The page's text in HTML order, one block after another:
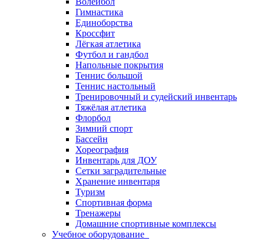
Гимнастика
Единоборства
Кроссфит
Лёгкая атлетика
Футбол и гандбол
Напольные покрытия
Теннис большой
Теннис настольный
Тренировочный и судейский инвентарь
Тяжёлая атлетика
Флорбол
Зимний спорт
Бассейн
Хореография
Инвентарь для ДОУ
Сетки заградительные
Хранение инвентаря
Туризм
Спортивная форма
Тренажеры
Домашние спортивные комплексы
Учебное оборудование